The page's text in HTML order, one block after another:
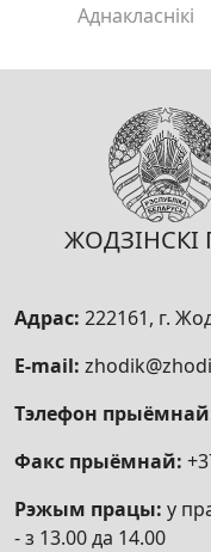
Аднакласнікі
ЖОДЗІНСКІ
Адрас: 222161, г.
E-mail:
Тэлефон
Факс прыёмнай:
Рэжым працы: у
- з 13.00 да 14.00